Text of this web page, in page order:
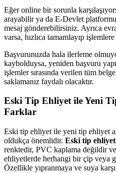
Eğer online bir sorunla
arayabilir ya da E-Devlet
mesaj gönderebilirsiniz. Ayrıca
varsa, hızlıca tamamlayıp
Başvurunuzda hala ilerleme
kaybolduysa, yeniden başvuru
işlemler sırasında verilen tüm
saklamanız faydalı olacaktır.
Eski Tip Ehliyet ile Yeni
Farklar
Eski tip ehliyet ile yeni tip ehliyet
oldukça önemlidir. Eski tip
renktedir, PVC kaplama değildir
ehliyetlerde herhangi bir çip veya
Özellikle yıpranmaya ve suya karşı